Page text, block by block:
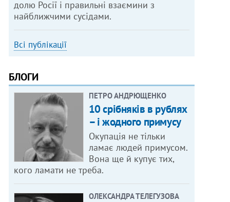
долю Росії і правильні взаємини з
найближчими сусідами.
Всі публікації
БЛОГИ
ПЕТРО АНДРЮЩЕНКО
10 срібняків в рублях
– і жодного примусу
Окупація не тільки
ламає людей примусом.
Вона ще й купує тих,
кого ламати не треба.
ОЛЕКСАНДРА ТЕЛЕГУЗОВА